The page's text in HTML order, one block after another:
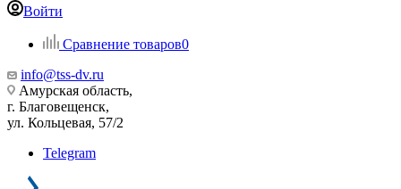
Войти
Сравнение товаров0
info@tss-dv.ru
Амурская область,
г. Благовещенск,
ул. Кольцевая, 57/2
Telegram